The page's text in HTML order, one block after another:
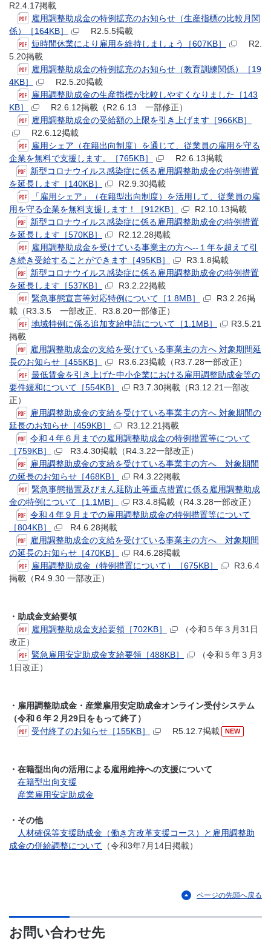
R2.4.17掲載
雇用調整助成金の特例拡充のお知らせ（生産指標の比較月関
係）［164KB］
R2.5.5掲載
短時間休業により雇用を維持しましょう［607KB］
R2.
5.20掲載
雇用調整助成金の特例拡充のお知らせ（教育訓練関係）［19
4KB］
R2.5.20掲載
雇用調整助成金の生産指標が比較しやすくなりました［143
KB］
R2.6.12掲載（R2.6.13 一部修正）
雇用調整助成金の受給額の上限を引き上げます［966KB］
R2.6.12掲載
雇用シェア（在籍出向制度）を通じて、従業員の雇用を守る
企業を無料で支援します。［765KB］
R2.6.13掲載
新型コロナウイルス感染症に係る雇用調整助成金の特例措置
を延長します［140KB］
R2.9.30掲載
「雇用シェア」（在籍型出向制度）を活用して、従業員の雇
用を守る企業を無料支援します！［912KB］
R2.10.13掲載
新型コロナウイルス感染症に係る雇用調整助成金の特例措置
を延長します［570KB］
R2.12.28掲載
雇用調整助成金を受けている事業主の方へ--１年を超えて引
き続き受給することができます［495KB］
R3.1.8掲載
新型コロナウイルス感染症に係る雇用調整助成金の特例措置
を延長します［537KB］
R3.2.22掲載
緊急事態宣言等対応特例について［1.8MB］
R3.2.26掲
載（R3.3.5 一部改正、R3.8.20一部修正）
地域特例に係る追加支給申請について［1.1MB］
R3.5.21
掲載
雇用調整助成金の支給を受けている事業主の方へ 対象期間延
長のお知らせ［455KB］
R3.6.23掲載（R3.7.28一部改正）
最低賃金を引き上げた中小企業における雇用調整助成金等の
要件緩和について［554KB］
R3.7.30掲載（R3.12.21一部改
正）
雇用調整助成金の支給を受けている事業主の方へ 対象期間の
延長のお知らせ［459KB］
R3.12.21掲載
令和４年６月までの雇用調整助成金の特例措置等について
［759KB］
R3.4.30掲載（R4.3.22一部改正）
雇用調整助成金の支給を受けている事業主の方へ 対象期間
の延長のお知らせ［468KB］
R4.3.22掲載
緊急事態措置及びまん延防止等重点措置に係る雇用調整助成
金の特例について［1.1MB］
R3.4.8掲載（R4.3.28一部改正）
令和４年９月までの雇用調整助成金の特例措置等について
［804KB］
R4.6.28掲載
雇用調整助成金の支給を受けている事業主の方へ 対象期間
の延長のお知らせ［470KB］
R4.6.28掲載
雇用調整助成金（特例措置について）［675KB］
R3.6.4
掲載（R4.9.30 一部改正）
・助成金支給要領
雇用調整助成金支給要領［702KB］
（令和５年３月31日
改正）
緊急雇用安定助成金支給要領［488KB］
（令和５年３月3
1日改正）
・雇用調整助成金・産業雇用安定助成金オンライン受付システム
（令和６年２月29日をもって終了）
受付終了のお知らせ［155KB］
R5.12.7掲載 NEW
・在籍型出向の活用による雇用維持への支援について
在籍型出向支援
産業雇用安定助成金
・その他
人材確保等支援助成金（働き方改革支援コース）と雇用調整助
成金の併給調整について （令和3年7月14日掲載）
ページの先頭へ戻る
お問い合わせ先